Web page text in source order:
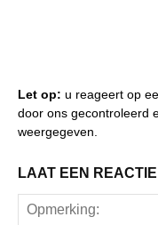
Let op: u reageert op
door ons gecontroleerd
weergegeven.
LAAT EEN